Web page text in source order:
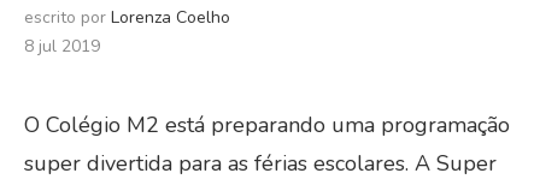
escrito por Lorenza Coelho
8 jul 2019
O Colégio M2 está preparando uma programação
super divertida para as férias escolares. A Super